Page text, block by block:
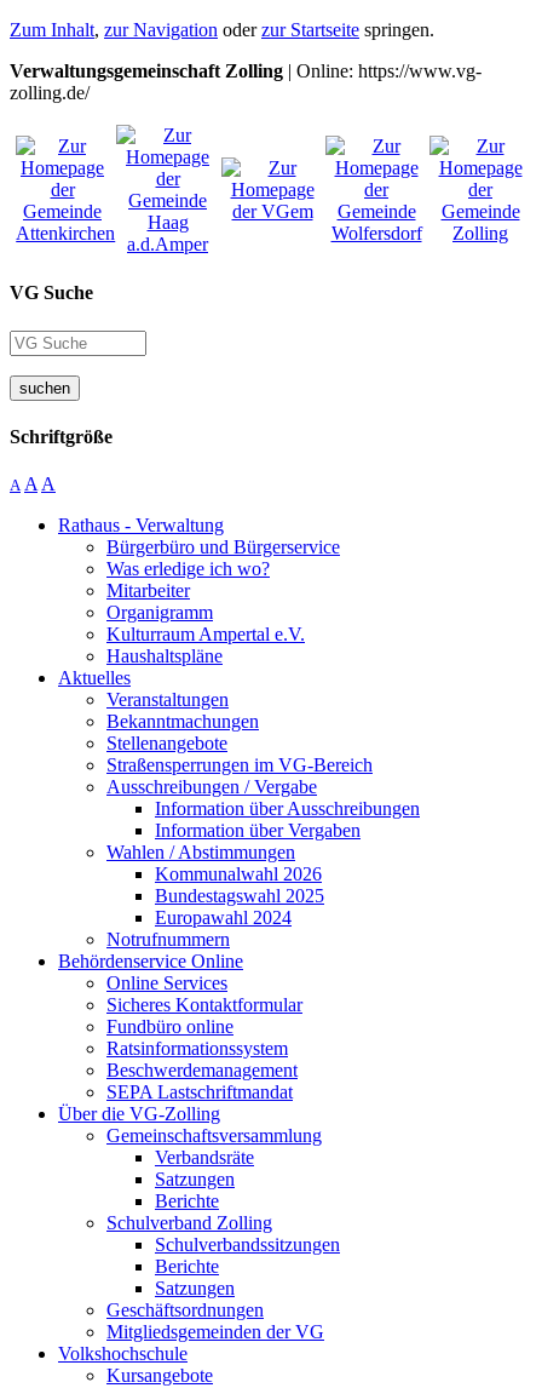
Zum Inhalt, zur Navigation oderzur Startseite springen.
Verwaltungsgemeinschaft Zolling | Online: https://www.vg-
zolling.de/
VG Suche
suchen
Schriftgröße
A A A
Rathaus - Verwaltung
Bürgerbüro und Bürgerservice
Was erledige ich wo?
Mitarbeiter
Organigramm
Kulturraum Ampertal e.V.
Haushaltspläne
Aktuelles
Veranstaltungen
Bekanntmachungen
Stellenangebote
Straßensperrungen im VG-Bereich
Ausschreibungen / Vergabe
Information über Ausschreibungen
Information über Vergaben
Wahlen / Abstimmungen
Kommunalwahl 2026
Bundestagswahl 2025
Europawahl 2024
Notrufnummern
Behördenservice Online
Online Services
Sicheres Kontaktformular
Fundbüro online
Ratsinformationssystem
Beschwerdemanagement
SEPA Lastschriftmandat
Über die VG-Zolling
Gemeinschaftsversammlung
Verbandsräte
Satzungen
Berichte
Schulverband Zolling
Schulverbandssitzungen
Berichte
Satzungen
Geschäftsordnungen
Mitgliedsgemeinden der VG
Volkshochschule
Kursangebote